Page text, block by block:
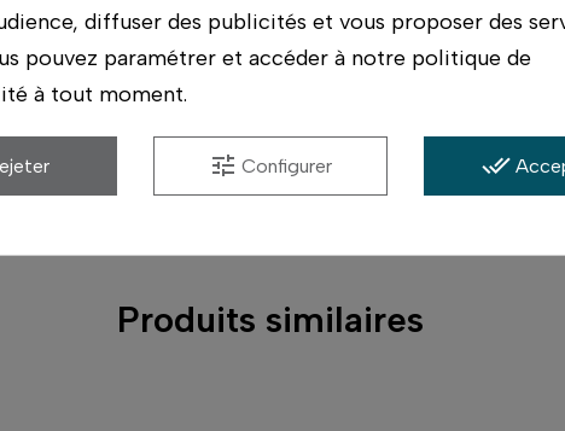
On vérifie avec vous qu'il correspond bien à
possible, et conseil par des photographes qui
Produits similaires
diffuser des publicités et vous proposer des
pouvez paramétrer et accéder à notre politique de
à tout moment.
tune Configurer done_all